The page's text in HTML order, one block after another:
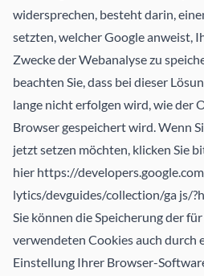
widersprechen, besteht darin,
setzten, welcher Google anweist,
Zwecke der Webanalyse zu
beachten Sie, dass bei dieser
lange nicht erfolgen wird, wie der
Browser gespeichert wird. Wenn
jetzt setzen möchten, klicken Sie
hier https://
lytics/devguides/collection/ga js/
Sie können die Speicherung der
verwendeten Cookies auch durch
Einstellung Ihrer Browser-